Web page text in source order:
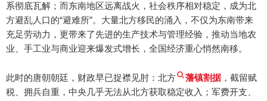
系彻底瓦解；而东南地区远离战火，社会秩序相对稳定，成为北
方避乱人口的“避难所”。大量北方移民的涌入，不仅为东南带来
充足劳动力，更带来了先进的生产技术与管理经验，推动当地农
业、手工业与商业迎来爆发式增长，全国经济重心悄然南移。
此时的唐朝朝廷，财政早已捉襟见肘：北方 藩镇割据 ，截留赋
税、拥兵自重，中央几乎无法从北方获取稳定收入；军费开支、